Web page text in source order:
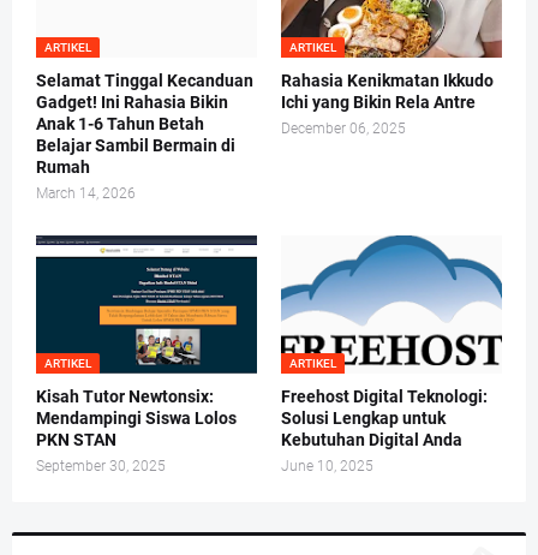
ARTIKEL
Selamat Tinggal Kecanduan
Gadget! Ini Rahasia Bikin
Anak 1-6 Tahun Betah
Belajar Sambil Bermain di
Rumah
March 14, 2026
ARTIKEL
Rahasia Kenikmatan Ikkudo
Ichi yang Bikin Rela Antre
December 06, 2025
ARTIKEL
Kisah Tutor Newtonsix:
Mendampingi Siswa Lolos
PKN STAN
September 30, 2025
ARTIKEL
Freehost Digital Teknologi:
Solusi Lengkap untuk
Kebutuhan Digital Anda
June 10, 2025